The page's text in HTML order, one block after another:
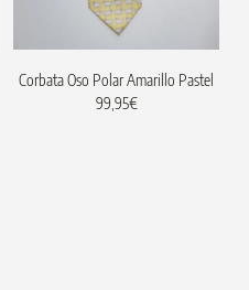
Corbata Oso Polar Amarillo Pastel
99,95€